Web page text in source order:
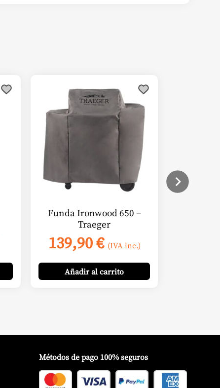
Funda Ironwood 650 –
Traeger
139,90€ (IVA inc.)
Añadiral carrito
Métodos de pago 100% seguros